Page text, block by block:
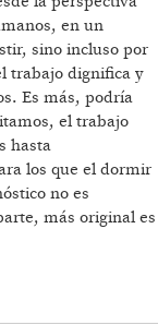
en un
sino incluso por
trabajo dignifica y
Es más, podría
el trabajo
hasta
los que el dormir
no es
más original es